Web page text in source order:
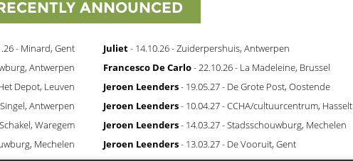
ANNOUNCED
- Minard, Gent Juliet- 14.10.26 - Zuiderpershuis, Antwerpen
Antwerpen Francesco De Carlo- 22.10.26 - La Madeleine, Brussel
Depot, Leuven Jeroen Leenders- 19.05.27 - De Grote Post, Oostende
Antwerpen Jeroen Leenders- 10.04.27 - CCHA/cultuurcentrum, Hasselt
Waregem Jeroen Leenders- 14.03.27 - Stadsschouwburg, Mechelen
Mechelen Jeroen Leenders- 13.03.27 - De Vooruit, Gent